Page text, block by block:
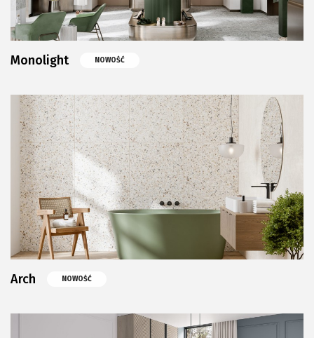
Monolight NOWOŚĆ
Arch NOWOŚĆ